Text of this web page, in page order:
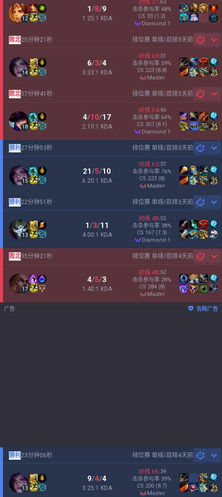
12
1/8/9
1.25:1 KDA
对线 37:63
击杀参与率 48%
CS 33 (1.2)
diamond 1
排位赛 单排/双排3天前
敗北25分钟21秒
14
6/3/4
3.33:1 KDA
对线 69:31
击杀参与率 59%
CS 223 (8.8)
master
排位赛 单排/双排3天前
敗北37分钟41秒
18
4/10/17
2.10:1 KDA
对线 54:46
击杀参与率 64%
CS 307 (8.1)
diamond 1
排位赛 单排/双排3天前
勝利 27分钟53秒
15
21/5/10
6.20:1 KDA
对线 63:37
击杀参与率 76%
CS 223 (8)
master
排位赛 单排/双排3天前
勝利 22分钟51秒
13
1/3/11
4.00:1 KDA
对线 48:52
击杀参与率 38%
CS 167 (7.3)
diamond 1
排位赛 单排/双排4天前
敗北35分钟21秒
17
4/5/3
1.40:1 KDA
对线 48:52
击杀参与率 28%
CS 284 (8)
master
广告 去除广告
排位赛 单排/双排4天前
勝利 23分钟06秒
13
9/4/4
3.25:1 KDA
对线 66:34
击杀参与率 39%
CS 200 (8.7)
master